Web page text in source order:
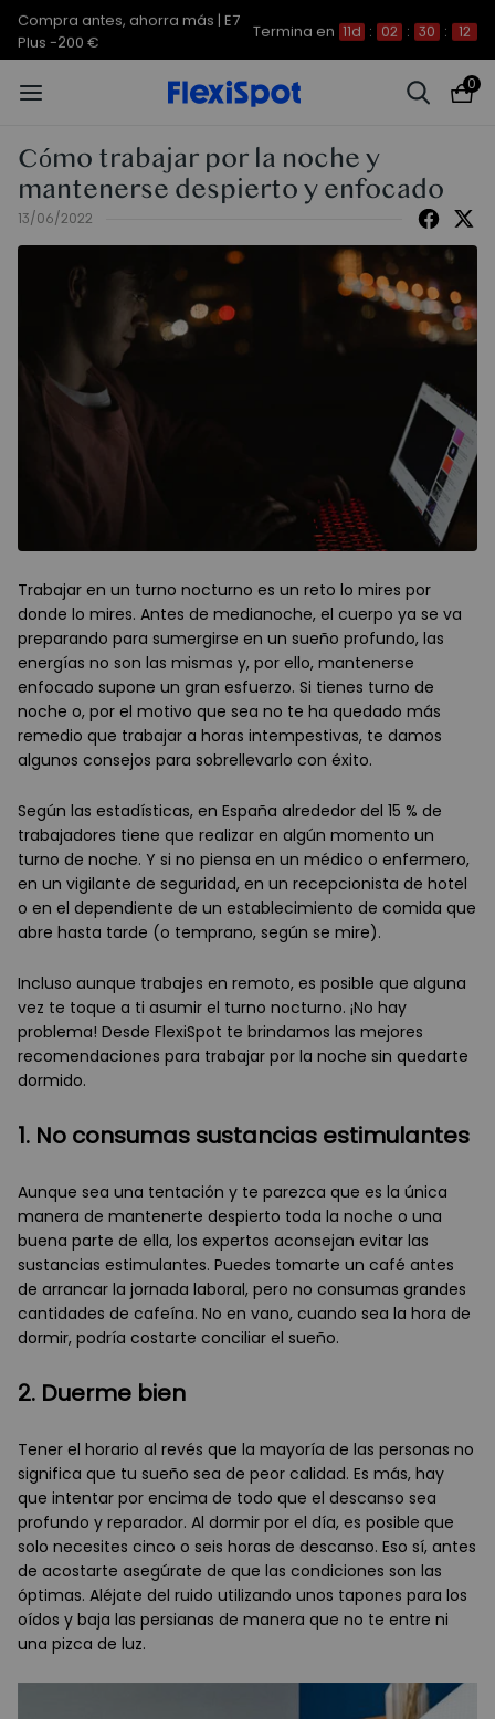
Compra antes, ahorra más | E7
Plus -200 €
Termina en 11d : 02 : 30 : 12
0
Cómo trabajar por la noche y
mantenerse despierto y enfocado
13/06/2022
Trabajar en un turno nocturno es un reto lo mires por
donde lo mires. Antes de medianoche, el cuerpo ya se va
preparando para sumergirse en un sueño profundo, las
energías no son las mismas y, por ello, mantenerse
enfocado supone un gran esfuerzo. Si tienes turno de
noche o, por el motivo que sea no te ha quedado más
remedio que trabajar a horas intempestivas, te damos
algunos consejos para sobrellevarlo con éxito.
Según las estadísticas, en España alrededor del 15 % de
trabajadores tiene que realizar en algún momento un
turno de noche. Y si no piensa en un médico o enfermero,
en un vigilante de seguridad, en un recepcionista de hotel
o en el dependiente de un establecimiento de comida que
abre hasta tarde (o temprano, según se mire).
Incluso aunque trabajes en remoto, es posible que alguna
vez te toque a ti asumir el turno nocturno. ¡No hay
problema! Desde FlexiSpot te brindamos las mejores
recomendaciones para trabajar por la noche sin quedarte
dormido.
1. No consumas sustancias estimulantes
Aunque sea una tentación y te parezca que es la única
manera de mantenerte despierto toda la noche o una
buena parte de ella, los expertos aconsejan evitar las
sustancias estimulantes. Puedes tomarte un café antes
de arrancar la jornada laboral, pero no consumas grandes
cantidades de cafeína. No en vano, cuando sea la hora de
dormir, podría costarte conciliar el sueño.
2. Duerme bien
Tener el horario al revés que la mayoría de las personas no
significa que tu sueño sea de peor calidad. Es más, hay
que intentar por encima de todo que el descanso sea
profundo y reparador. Al dormir por el día, es posible que
solo necesites cinco o seis horas de descanso. Eso sí, antes
de acostarte asegúrate de que las condiciones son las
óptimas. Aléjate del ruido utilizando unos tapones para los
oídos y baja las persianas de manera que no te entre ni
una pizca de luz.